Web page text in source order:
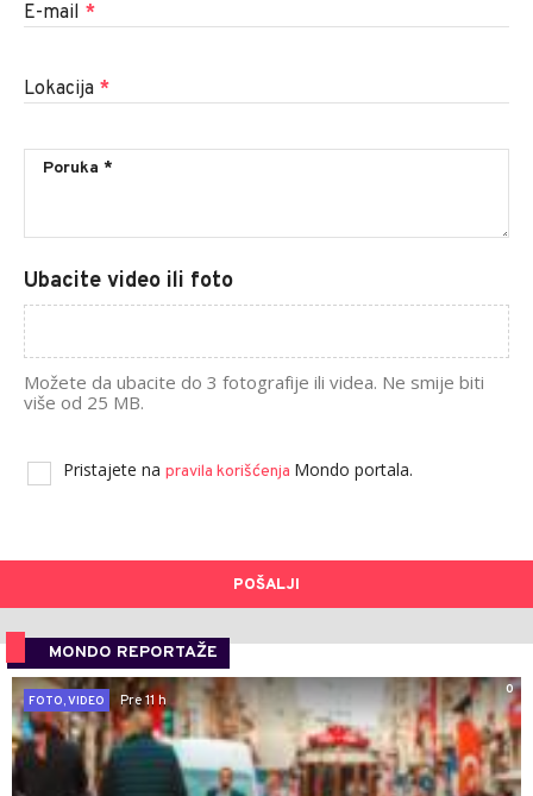
E-mail *
Lokacija *
Ubacite video ili foto
Možete da ubacite do 3 fotografije ili videa. Ne smije biti
više od 25 MB.
Pristajete na pravila korišćenja Mondo portala.
POŠALJI
MONDO REPORTAŽE
0
FOTO, VIDEO
Pre 11 h